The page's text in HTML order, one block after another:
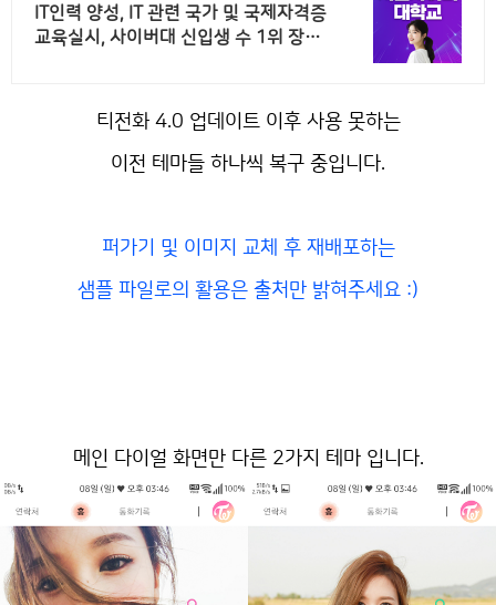
26 가을학기 신편입생
IT인력 양성, IT 관련 국가 및 국제자격증
교육실시, 사이버대 신입생 수 1위 장학
티전화 4.0 업데이트 이후 사용 못하는
이전 테마들 하나씩 복구 중입니다.
퍼가기 및 이미지 교체 후 재배포하는
샘플 파일로의 활용은 출처만 밝혀주세요 :)
메인 다이얼 화면만 다른 2가지 테마 입니다.